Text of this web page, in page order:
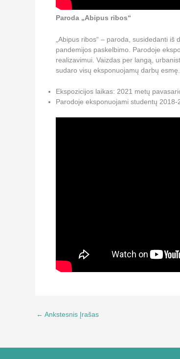
Paroda „Abipus ribos“
„Abipus ribos“ – paroda, susidedanti
pandemijos paskelbimo. Parodoje
realizavimui. Vaizdas per langą,
sudaro visų eksponuojamų darbų
Ekspozicijos laikas: 2021 metų
Parodoje eksponuojami studentų
← Ankstesnis Įrašas